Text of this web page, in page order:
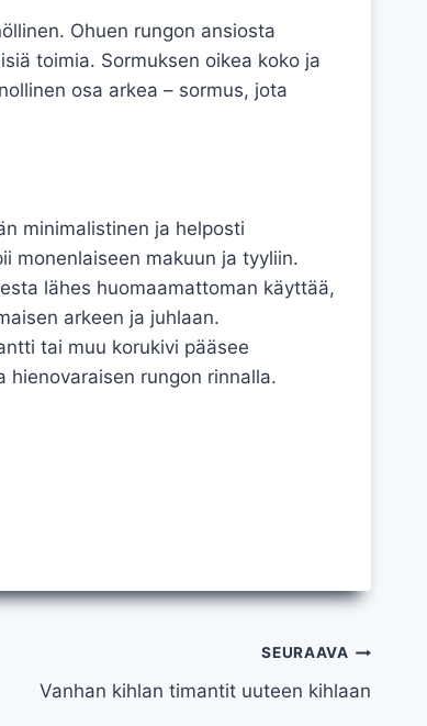
Ohuen rungon ansiosta
toimia. Sormuksen oikea koko ja
osa arkea – sormus, jota
minimalistinen ja helposti
monenlaiseen makuun ja tyyliin.
lähes huomaamattoman käyttää,
arkeen ja juhlaan.
tai muu korukivi pääsee
hienovaraisen rungon rinnalla.
SEURAAVA
Vanhan kihlan timantit uuteen kihlaan